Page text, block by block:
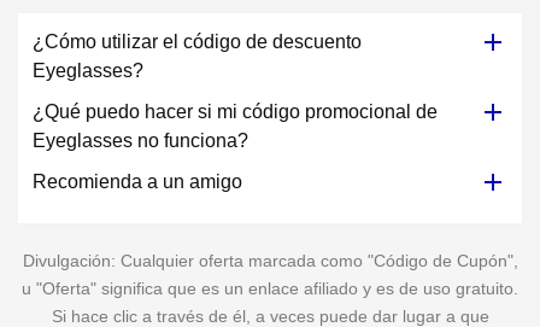
¿Cómo utilizar el código de descuento
Eyeglasses?
¿Qué puedo hacer si mi código promocional de
Eyeglasses no funciona?
Recomienda a un amigo
Divulgación: Cualquier oferta marcada como "Código de Cupón",
u "Oferta" significa que es un enlace afiliado y es de uso gratuito.
Si hace clic a través de él, a veces puede dar lugar a que